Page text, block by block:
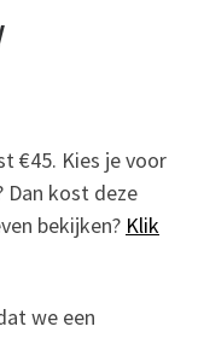
€45. Kies je voor
Dan kost deze
bekijken? Klik
we een